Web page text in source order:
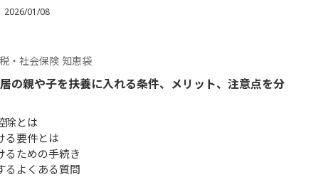
2026/01/08
・社会保険 知恵袋
居の親や子を扶養に入れる条件、メリット、注意点を分
除とは
る要件とは
るための手続き
るよくある質問